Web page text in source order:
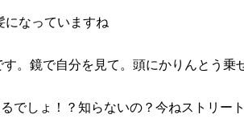
になっていますね
。鏡で自分を見て。頭にかりんとう乗
でしょ！？知らないの？今ねストリ